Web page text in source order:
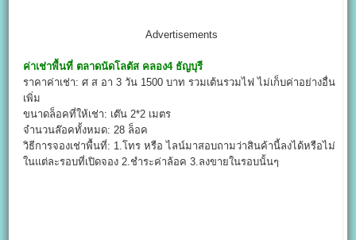
Advertisements
ค่าเช่าพื้นที่ ตลาดนัดโลตัส คลอง4 ธัญบุรี
ราคาค่าเช่า: ศ ส อา 3 วัน 1500 บาท รวมเต้นรวมไฟ ไม่เก็บค่าอย่างอื่น
เพิ่ม
ขนาดล็อคที่ให้เช่า: เต๊น 2*2 เมตร
จำนวนล๊อคทั้งหมด: 28 ล็อค
วิธีการจองเช่าพื้นที่: 1.โทร หรือ ไลน์มาสอบถามว่าสินค้านี้ลงได้หรือไม่
ในแต่ละรอบที่เปิดจอง 2.ชำระค่าล้อค 3.ลงขายในรอบนั้นๆ